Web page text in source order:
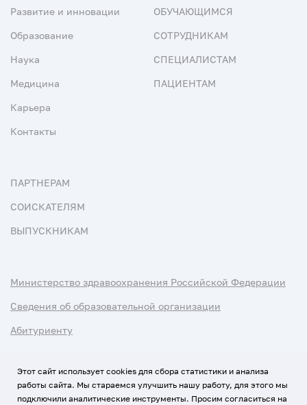
Развитие и инновации
Образование
Наука
Медицина
Карьера
Контакты
ОБУЧАЮЩИМСЯ
СОТРУДНИКАМ
СПЕЦИАЛИСТАМ
ПАЦИЕНТАМ
ПАРТНЕРАМ
СОИСКАТЕЛЯМ
ВЫПУСКНИКАМ
Министерство здравоохранения Российской Федерации
Сведения об образовательной организации
Абитуриенту
Этот сайт использует cookies для сбора статистики и анализа
работы сайта. Мы стараемся улучшить нашу работу, для этого мы
подключили аналитические инструменты. Просим согласиться на